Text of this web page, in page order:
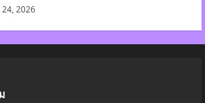
24, 2026